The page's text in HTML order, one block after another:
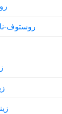
روستوف-